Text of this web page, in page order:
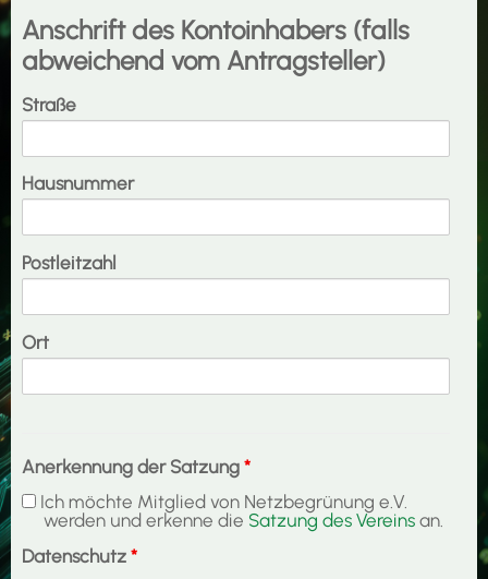
Anschrift des Kontoinhabers (falls
abweichend vom Antragsteller)
Straße
Hausnummer
Postleitzahl
Ort
Anerkennung der Satzung *
Ich möchte Mitglied von Netzbegrünung e.V.
werden und erkenne die Satzung des Vereins an.
Datenschutz *